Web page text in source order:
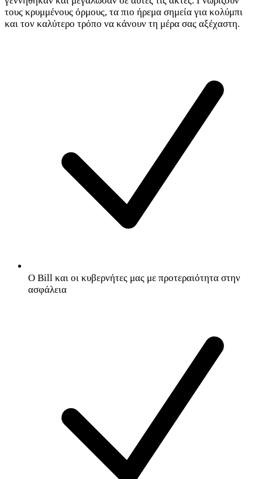
τους κρυμμένους όρμους, τα πιο ήρεμα σημεία για κολύμπι
και τον καλύτερο τρόπο να κάνουν τη μέρα σας αξέχαστη.
Ο Bill και οι κυβερνήτες μας με προτεραιότητα στην
ασφάλεια